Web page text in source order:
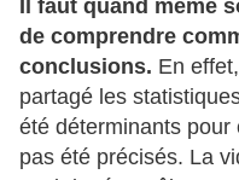
Il faut quand même
de comprendre
conclusions. En
partagé les
été déterminants pour
pas été précisés. La